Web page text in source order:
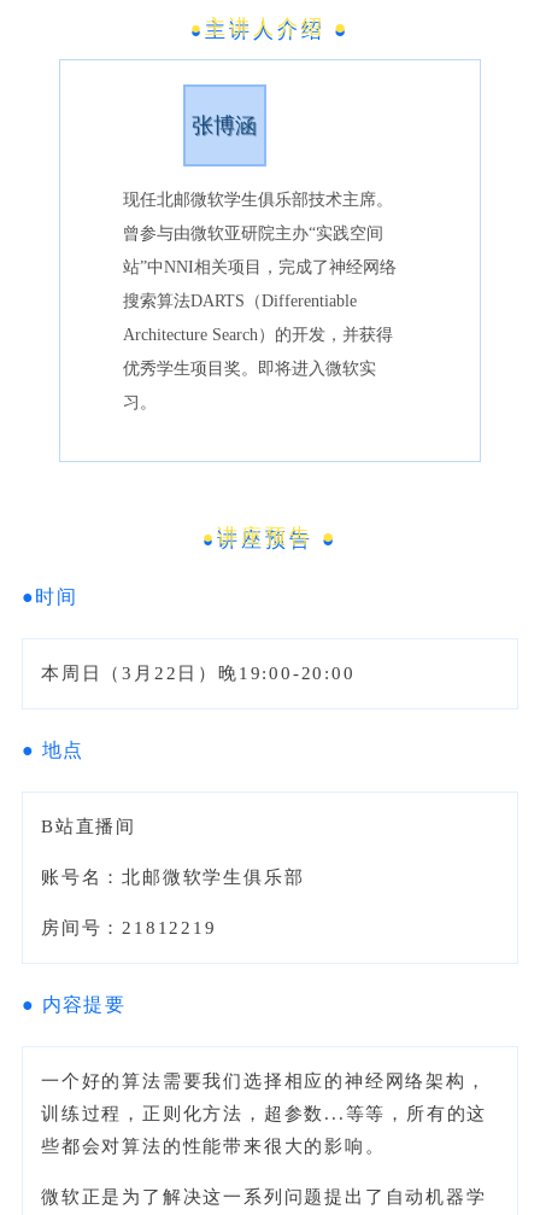
● 主讲人介绍 ●
张博涵
现任北邮微软学生俱乐部技术主席。
曾参与由微软亚研院主办“实践空间
站”中NNI相关项目，完成了神经网络
搜索算法DARTS（Differentiable
Architecture Search）的开发，并获得
优秀学生项目奖。即将进入微软实
习。
● 讲座预告 ●
●时间
本周日（3月22日）晚19:00-20:00
● 地点
B站直播间
账号名：北邮微软学生俱乐部
房间号： 21812219
● 内容提要
一个好的算法需要我们选择相应的神经网络架构，
训练过程，正则化方法，超参数...等等，所有的这
些都会对算法的性能带来很大的影响。
微软正是为了解决这一系列问题提出了自动机器学